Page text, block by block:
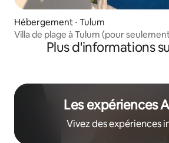
Hébergement ⋅ Tulum
Villa de plage à Tulum (pour
Plus d'informations
Les expériences
Vivez des expériences